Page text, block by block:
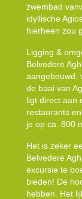
zwembad
idyllische
hierheen zou
Ligging &
Belvedere
aangebouwd,
de baai van
ligt direct aan
restaurants
je op ca. 800
Het is zeker
Belvedere
excursie te
bieden! De
hebben. Het